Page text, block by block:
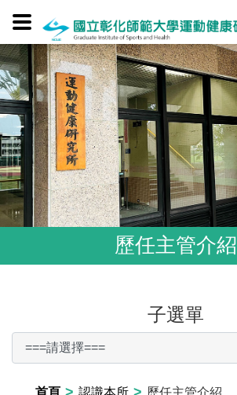
歷任主管介紹
子選單